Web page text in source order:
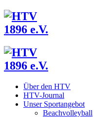
Über den HTV
HTV-Journal
Unser Sportangebot
Beachvolleyball